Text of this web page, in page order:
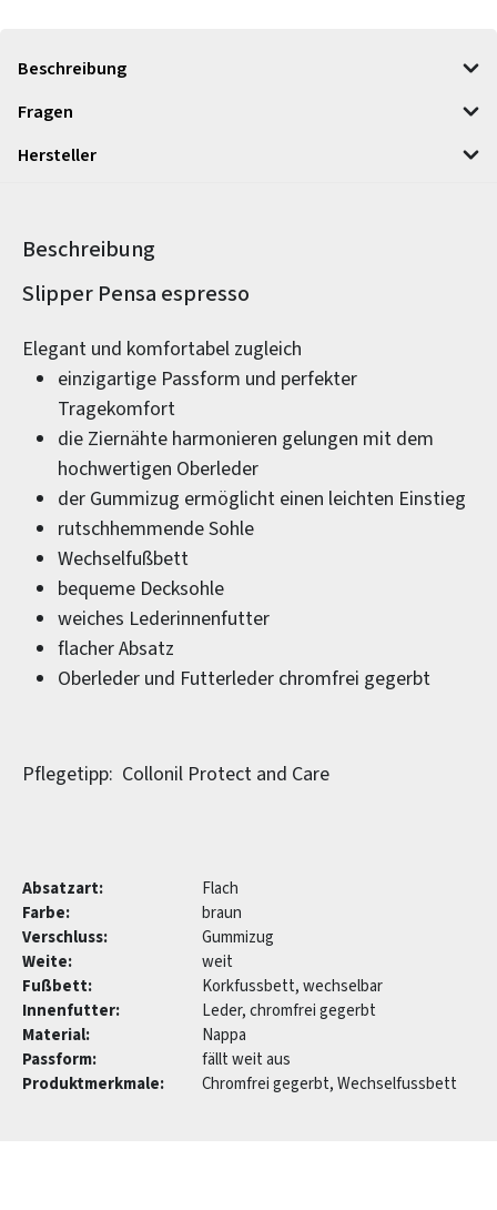
Beschreibung
Fragen
Hersteller
Beschreibung
Produktinformationen
Slipper Pensa espresso
Elegant und komfortabel zugleich
einzigartige Passform und perfekter
Tragekomfort
die Ziernähte harmonieren gelungen mit dem
hochwertigen Oberleder
der Gummizug ermöglicht einen leichten Einstieg
rutschhemmende Sohle
Wechselfußbett
bequeme Decksohle
weiches Lederinnenfutter
flacher Absatz
Oberleder und Futterleder chromfrei gegerbt
Pflegetipp: Collonil Protect and Care
Absatzart:
Flach
Farbe:
braun
Verschluss:
Gummizug
Weite:
weit
Fußbett:
Korkfussbett, wechselbar
Innenfutter:
Leder, chromfrei gegerbt
Material:
Nappa
Passform:
fällt weit aus
Produktmerkmale:
Chromfrei gegerbt, Wechselfussbett